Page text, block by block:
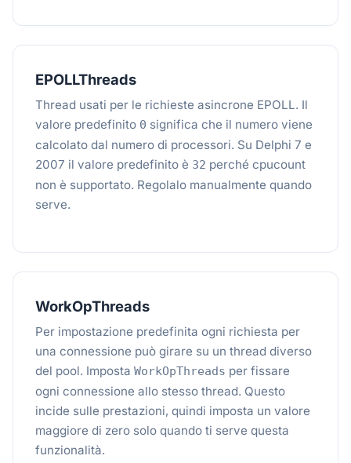
EPOLLThreads
Thread usati per le richieste asincrone EPOLL. Il
valore predefinito 0 significa che il numero viene
calcolato dal numero di processori. Su Delphi 7 e
2007 il valore predefinito è 32 perché cpucount
non è supportato. Regolalo manualmente quando
serve.
WorkOpThreads
Per impostazione predefinita ogni richiesta per
una connessione può girare su un thread diverso
del pool. Imposta WorkOpThreads per fissare
ogni connessione allo stesso thread. Questo
incide sulle prestazioni, quindi imposta un valore
maggiore di zero solo quando ti serve questa
funzionalità.